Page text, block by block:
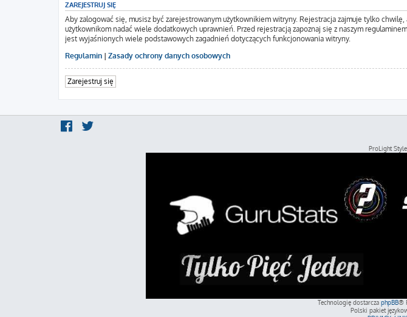
ZAREJESTRUJ SIĘ
Aby zalogować się, musisz być zarejestrowanym użytkownikiem witryny. Rejestracja zajmuje tylko
użytkownikom nadać wiele dodatkowych uprawnień. Przed rejestracją zapoznaj się z naszym
jest wyjaśnionych wiele podstawowych zagadnień dotyczących funkcjonowania witryny.
Regulamin | Zasady ochrony danych osobowych
Zarejestruj się
ProLight
Technologię dostarcza phpBB®
Polski pakiet